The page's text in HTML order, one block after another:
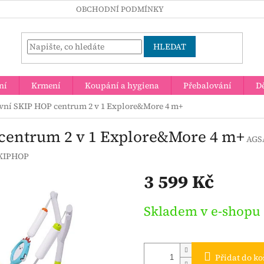
OBCHODNÍ PODMÍNKY
HLEDAT
Krmení Koupání a hygiena Přebalování
SKIP HOP centrum 2 v 1 Explore&More 4 m+
2 v 1 Explore&More 4 m+
3 599 Kč
cena:
Skladem v e-shopu
Přidat do